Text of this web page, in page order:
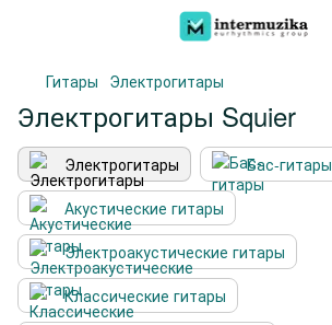
Гитары Электрогитары
Электрогитары Squier
Электрогитары
Бас-гитары
Акустические гитары
Электроакустические гитары
Классические гитары